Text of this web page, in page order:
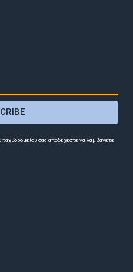
σας αποδέχεστε να λαμβάνετε